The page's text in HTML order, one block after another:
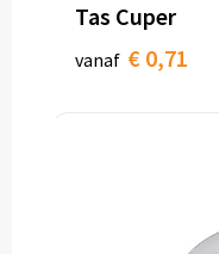
Tas Cuper
vanaf € 0,71